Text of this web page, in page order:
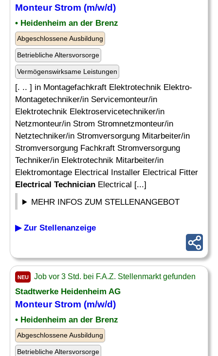
Monteur Strom (m/w/d)
• Heidenheim an der Brenz
Abgeschlossene Ausbildung
Betriebliche Altersvorsorge
Vermögenswirksame Leistungen
[. .. ] in Montagefachkraft Elektrotechnik Elektro-
Montagetechniker/in Servicemonteur/in
Elektrotechnik Elektroservicetechniker/in
Netzmonteur/in Strom Stromnetzmonteur/in
Netztechniker/in Stromversorgung Mitarbeiter/in
Stromversorgung Fachkraft Stromversorgung
Techniker/in Elektrotechnik Mitarbeiter/in
Elektromontage Electrical Installer Electrical Fitter
Electrical Technician Electrical [...]
MEHR INFOS ZUM STELLENANGEBOT
▶ Zur Stellenanzeige
NEU Job vor 3 Std. bei F.A.Z. Stellenmarkt gefunden
Stadtwerke Heidenheim AG
Monteur Strom (m/w/d)
• Heidenheim an der Brenz
Abgeschlossene Ausbildung
Betriebliche Altersvorsorge